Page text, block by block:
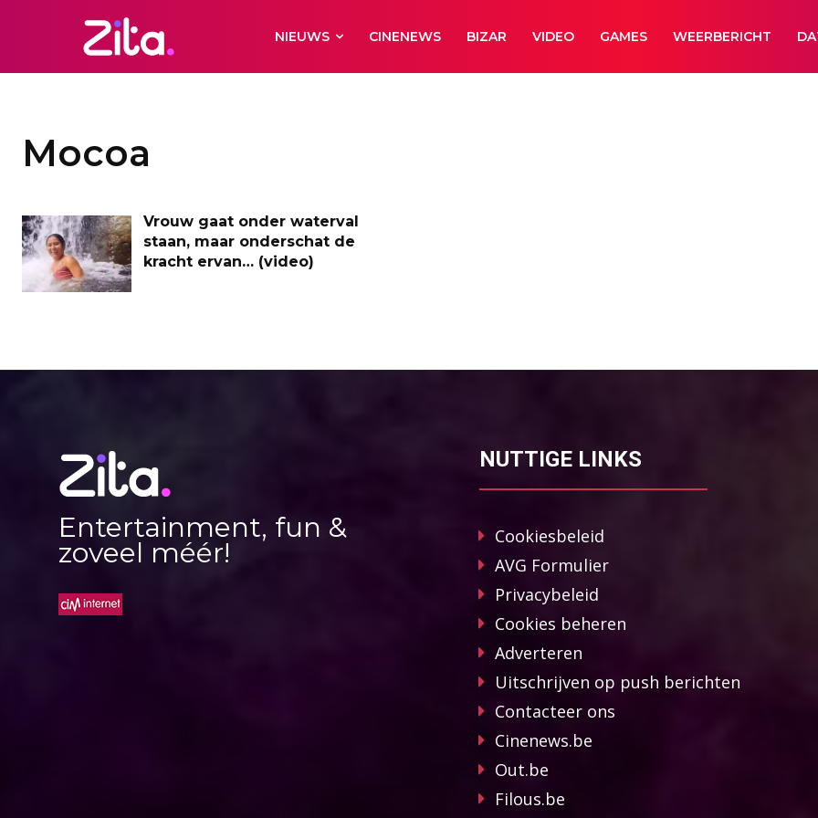
NIEUWS CINENEWS BIZAR VIDEO GAMES WEERBERICHT
Mocoa
Vrouw gaat onder waterval
staan, maar onderschat de
kracht ervan… (video)
Entertainment, fun &
zoveel méér!
NUTTIGE LINKS
Cookiesbeleid
AVG Formulier
Privacybeleid
Cookies beheren
Adverteren
Uitschrijven op push berichten
Contacteer ons
Cinenews.be
Out.be
Filous.be